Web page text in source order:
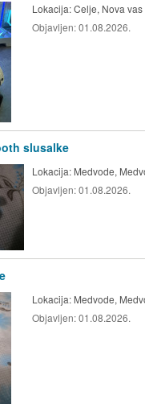
Lokacija:Celje, Nova vas
Objavljen:01.08.2026.
slusalke
Lokacija: Medvode,
Objavljen:01.08.2026.
Lokacija: Medvode,
Objavljen:01.08.2026.